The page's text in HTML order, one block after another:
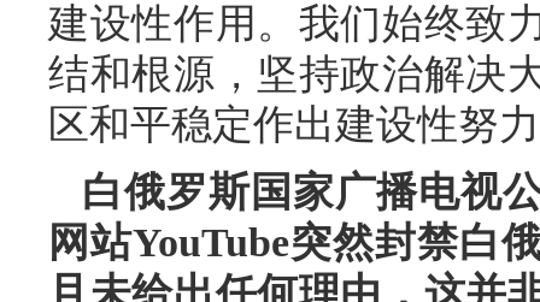
建设性作用。我们始终致
结和根源，坚持政治解决
区和平稳定作出建设性努
白俄罗斯国家广播电视
网站YouTube突然封禁白